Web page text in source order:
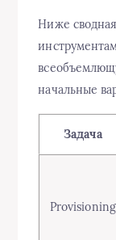
Ниже
начальные
Задача
Provisioning